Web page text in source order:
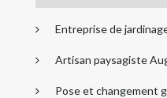
Entreprise de
Artisan paysagiste
Pose et changement